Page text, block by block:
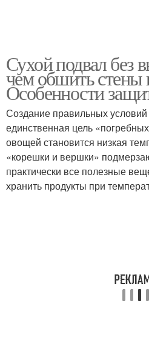
Сухой подвал без
чем обшить стены
Особенности
Создание правильных
единственная цель
овощей становится низкая
«корешки и вершки»
практически все полезные
хранить продукты при